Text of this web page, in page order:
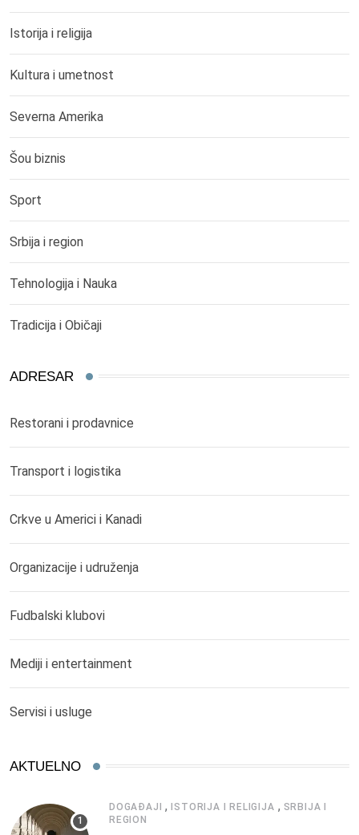
Istorija i religija
Kultura i umetnost
Severna Amerika
Šou biznis
Sport
Srbija i region
Tehnologija i Nauka
Tradicija i Običaji
ADRESAR
Restorani i prodavnice
Transport i logistika
Crkve u Americi i Kanadi
Organizacije i udruženja
Fudbalski klubovi
Mediji i entertainment
Servisi i usluge
AKTUELNO
DOGAĐAJI , ISTORIJA I RELIGIJA , SRBIJA I
REGION